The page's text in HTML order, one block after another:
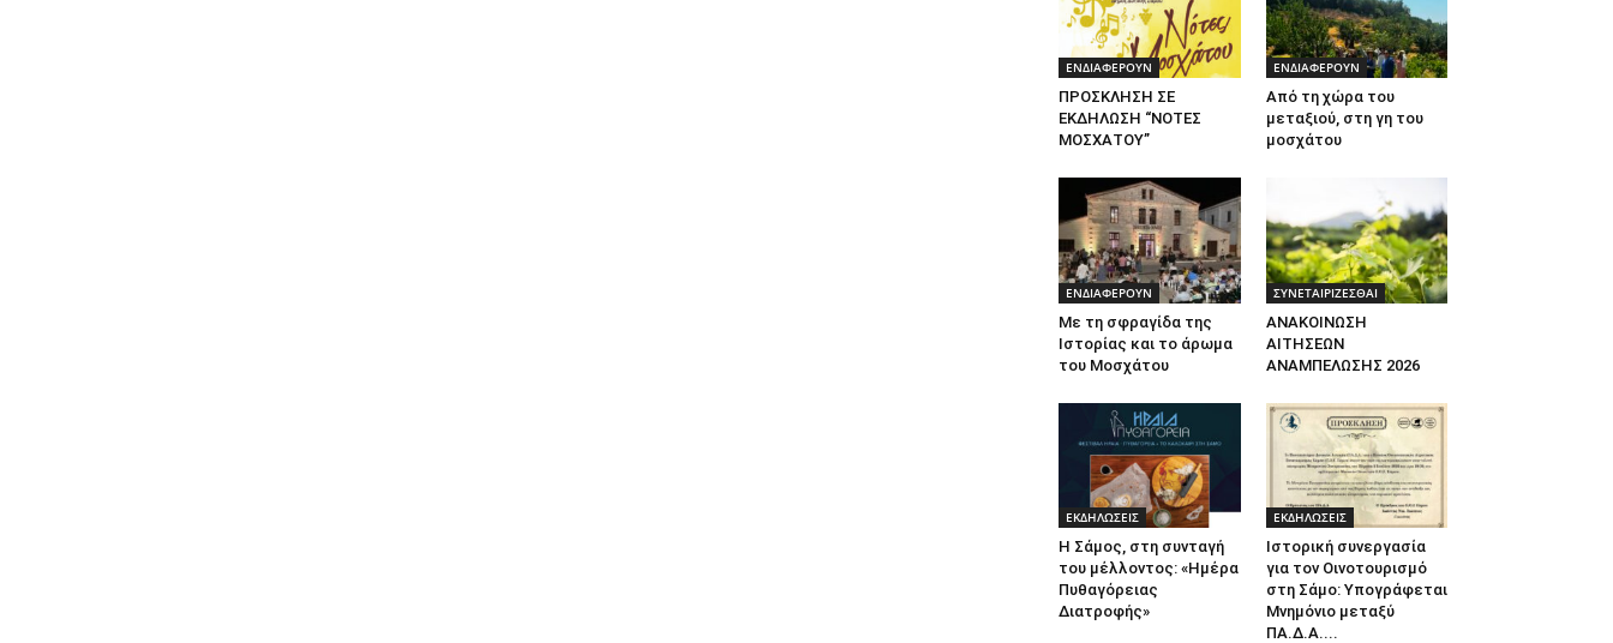
ΕΝΔΙΑΦΕΡΟΥΝ
ΠΡΟΣΚΛΗΣΗ ΣΕ
ΕΚΔΗΛΩΣΗ “ΝΟΤΕΣ
ΜΟΣΧΑΤΟΥ”
ΕΝΔΙΑΦΕΡΟΥΝ
Από τη χώρα του
μεταξιού, στη γη του
μοσχάτου
ΕΝΔΙΑΦΕΡΟΥΝ
Με τη σφραγίδα της
Ιστορίας και το άρωμα
του Μοσχάτου
ΣΥΝΕΤΑΙΡΙΖΕΣΘΑΙ
ΑΝΑΚΟΙΝΩΣΗ
ΑΙΤΗΣΕΩΝ
ΑΝΑΜΠΕΛΩΣΗΣ 2026
ΕΚΔΗΛΩΣΕΙΣ
Η Σάμος, στη συνταγή
του μέλλοντος: «Ημέρα
Πυθαγόρειας
Διατροφής»
ΕΚΔΗΛΩΣΕΙΣ
Ιστορική συνεργασία
για τον Οινοτουρισμό
στη Σάμο: Υπογράφεται
Μνημόνιο μεταξύ
ΠΑ.Δ.Α....